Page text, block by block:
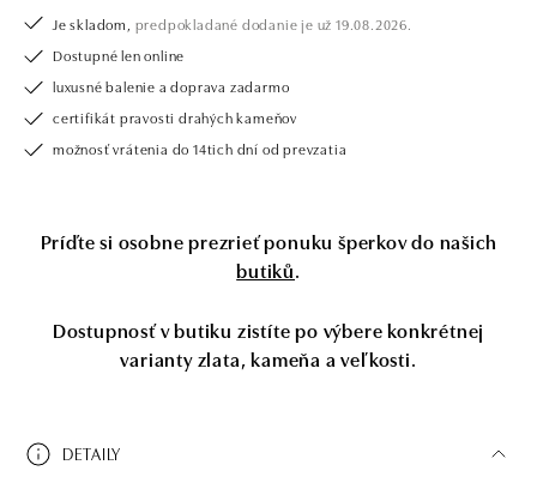
Je skladom, predpokladané dodanie je už 19.08.2026.
Dostupné len online
luxusné balenie a doprava zadarmo
certifikát pravosti drahých kameňov
možnosť vrátenia do 14tich dní od prevzatia
Príďte si osobne prezrieť ponuku šperkov do našich
butiků.
Dostupnosť v butiku zistíte po výbere konkrétnej
varianty zlata, kameňa a veľkosti.
DETAILY